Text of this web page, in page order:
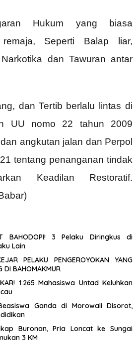
Hukum yang biasa
Seperti Balap liar,
dan Tawuran antar
dan Tertib berlalu lintas di
UU nomo 22 tahun 2009
angkutan jalan dan Perpol
tentang penanganan tindak
Keadilan Restoratif.
BAHODOPI! 3 Pelaku Diringkus di
Lain
PELAKU PENGEROYOKAN YANG
DI BAHOMAKMUR
1.265 Mahasiswa Untad Keluhkan
Ganda di Morowali Disorot,
Buronan, Pria Loncat ke Sungai
3 KM